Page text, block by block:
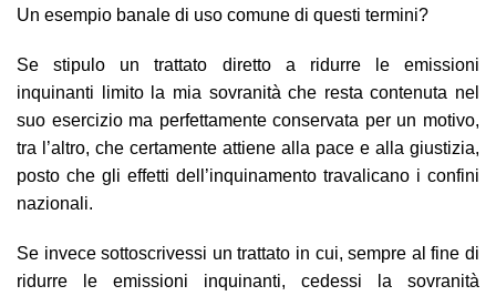
Un esempio banale di uso comune di questi termini?
Se stipulo un trattato diretto a ridurre le emissioni
inquinanti limito la mia sovranità che resta contenuta nel
suo esercizio ma perfettamente conservata per un motivo,
tra l’altro, che certamente attiene alla pace e alla giustizia,
posto che gli effetti dell’inquinamento travalicano i confini
nazionali.
Se invece sottoscrivessi un trattato in cui, sempre al fine di
ridurre le emissioni inquinanti, cedessi la sovranità